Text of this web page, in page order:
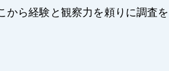
ら経験と観察力を頼りに調査を